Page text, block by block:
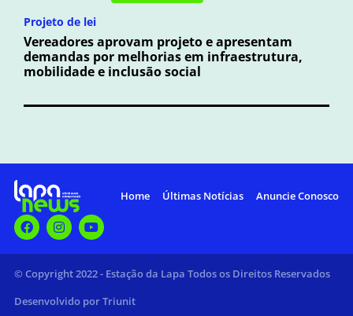
Projeto de lei
Vereadores aprovam projeto e apresentam
demandas por melhorias em infraestrutura,
mobilidade e inclusão social
Home Últimas Notícias Anuncie Conosco
© Copyright 2022 - Estação da Lapa Todos os Direitos Reservados
Desenvolvido por Triunit